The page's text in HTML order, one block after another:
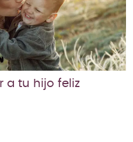
a tu hijo feliz